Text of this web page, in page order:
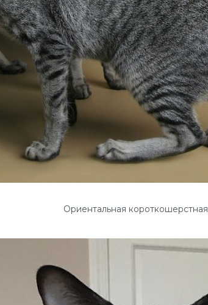
Ориентальная короткошерстная